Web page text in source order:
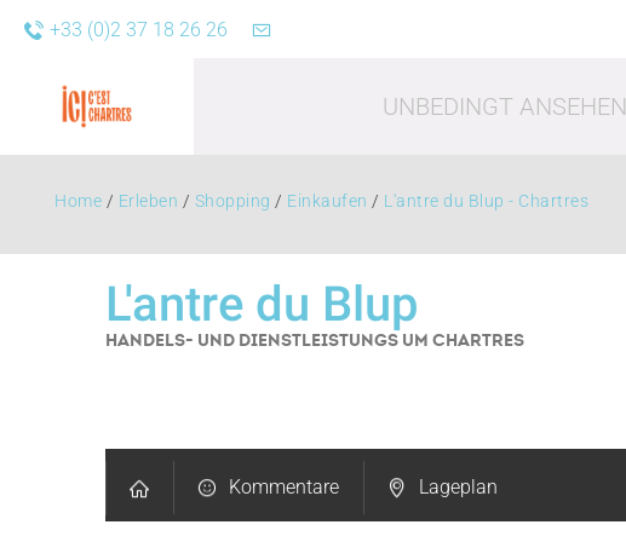
+33 (0)2 37 18 26 26
UNBEDINGT ANSEHEN
Home / Erleben / Shopping / Einkaufen / L'antre du Blup - Chartres
L'antre du Blup
HANDELS- UND DIENSTLEISTUNGS UM CHARTRES
Kommentare Lageplan